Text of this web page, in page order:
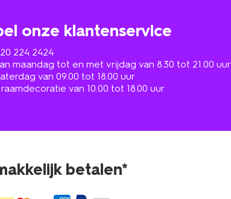
onze klantenservice
224 2424
maandag tot en met vrijdag van 8.30 tot 21.00 uur
van 09.00 tot 18.00 uur
van 10.00 tot 18.00 uur
betalen*